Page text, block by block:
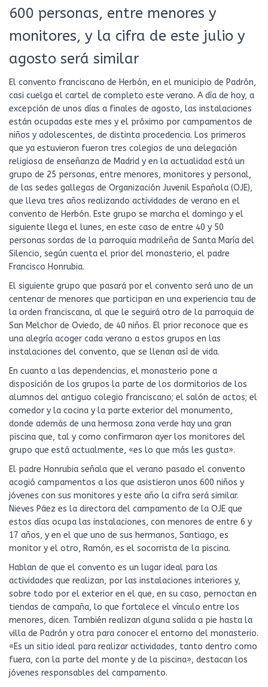
600 personas, entre menores y
monitores, y la cifra de este julio y
agosto será similar
El convento franciscano de Herbón, en el municipio de Padrón,
casi cuelga el cartel de completo este verano. A día de hoy, a
excepción de unos días a finales de agosto, las instalaciones
están ocupadas este mes y el próximo por campamentos de
niños y adolescentes, de distinta procedencia. Los primeros
que ya estuvieron fueron tres colegios de una delegación
religiosa de enseñanza de Madrid y en la actualidad está un
grupo de 25 personas, entre menores, monitores y personal,
de las sedes gallegas de Organización Juvenil Española (OJE),
que lleva tres años realizando actividades de verano en el
convento de Herbón. Este grupo se marcha el domingo y el
siguiente llega el lunes, en este caso de entre 40 y 50
personas sordas de la parroquia madrileña de Santa María del
Silencio, según cuenta el prior del monasterio, el padre
Francisco Honrubia.
El siguiente grupo que pasará por el convento será uno de un
centenar de menores que participan en una experiencia tau de
la orden franciscana, al que le seguirá otro de la parroquia de
San Melchor de Oviedo, de 40 niños. El prior reconoce que es
una alegría acoger cada verano a estos grupos en las
instalaciones del convento, que se llenan así de vida.
En cuanto a las dependencias, el monasterio pone a
disposición de los grupos la parte de los dormitorios de los
alumnos del antiguo colegio franciscano; el salón de actos; el
comedor y la cocina y la parte exterior del monumento,
donde además de una hermosa zona verde hay una gran
piscina que, tal y como confirmaron ayer los monitores del
grupo que está actualmente, «es lo que más les gusta».
El padre Honrubia señala que el verano pasado el convento
acogió campamentos a los que asistieron unos 600 niños y
jóvenes con sus monitores y este año la cifra será similar.
Nieves Páez es la directora del campamento de la OJE que
estos días ocupa las instalaciones, con menores de entre 6 y
17 años, y en el que uno de sus hermanos, Santiago, es
monitor y el otro, Ramón, es el socorrista de la piscina.
Hablan de que el convento es un lugar ideal para las
actividades que realizan, por las instalaciones interiores y,
sobre todo por el exterior en el que, en su caso, pernoctan en
tiendas de campaña, lo que fortalece el vínculo entre los
menores, dicen. También realizan alguna salida a pie hasta la
villa de Padrón y otra para conocer el entorno del monasterio.
«Es un sitio ideal para realizar actividades, tanto dentro como
fuera, con la parte del monte y de la piscina», destacan los
jóvenes responsables del campamento.